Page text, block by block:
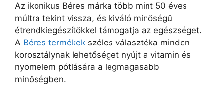
Az ikonikus Béres márka több mint 50 éves
múltra tekint vissza, és kiváló minőségű
étrendkiegészítőkkel támogatja az egészséget.
A Béres termékek széles választéka minden
korosztálynak lehetőséget nyújt a vitamin és
nyomelem pótlására a legmagasabb
minőségben.